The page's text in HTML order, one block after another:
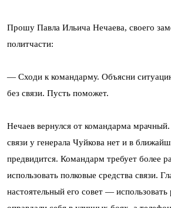
Прошу Павла Ильича Нечаева, своего
политчасти:
— Сходи к командарму. Объясни
без связи. Пусть поможет.
Нечаев вернулся от командарма
связи у генерала Чуйкова нет и в
предвидится. Командарм требует более
использовать полковые средства связи.
настоятельный его совет —